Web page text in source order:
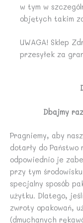
w tym w
objętych takim
UWAGA! Sklep
przesyłek za
Dbajmy
Pragniemy, aby
dotarły do Państwo
odpowiednio je
przy tym
specjalny sposób
użytku. Dlatego,
zwroty opakowań,
(dmuchanych